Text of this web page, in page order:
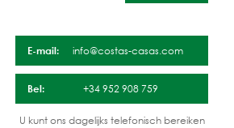
E-mail: info@costas-casas.com
Bel: +34 952 908 759
U kunt ons dagelijks telefonisch bereiken